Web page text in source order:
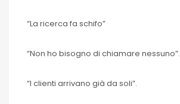
“La ricerca fa schifo”
“Non ho bisogno di chiamare nessuno”.
“I clienti arrivano già da soli”.